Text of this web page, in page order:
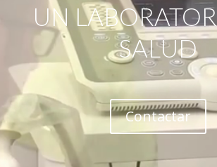
UN
SALUD
Contactar